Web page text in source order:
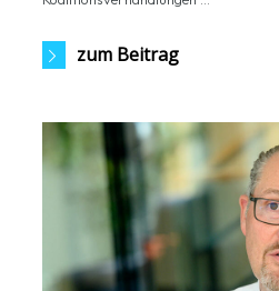
zum Beitrag